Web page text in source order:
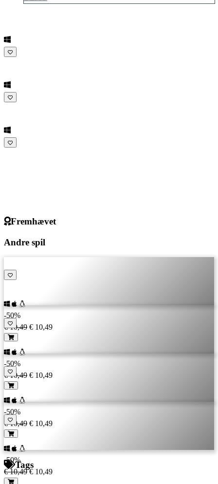
Fremhævet
Andre spil
-50%
€ 10,49 € 10,49
-50%
€ 10,49 € 10,49
-50%
€ 10,49 € 10,49
-50%
€ 10,49 € 10,49
Tags